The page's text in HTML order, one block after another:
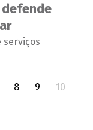
serviços
8 9
10